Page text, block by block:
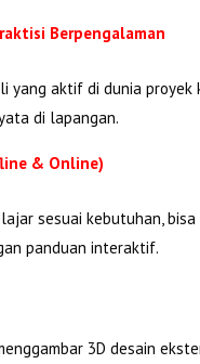
Berpengalaman
aktif di dunia proyek
di lapangan.
& Online)
sesuai kebutuhan,
panduan interaktif.
3D desain